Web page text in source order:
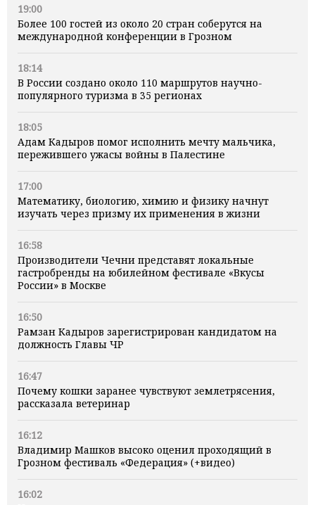
19:00
Более 100 гостей из около 20 стран соберутся на
международной конференции в Грозном
18:14
В России создано около 110 маршрутов научно-
популярного туризма в 35 регионах
18:05
Адам Кадыров помог исполнить мечту мальчика,
пережившего ужасы войны в Палестине
17:00
Математику, биологию, химию и физику начнут
изучать через призму их применения в жизни
16:58
Производители Чечни представят локальные
гастробренды на юбилейном фестивале «Вкусы
России» в Москве
16:50
Рамзан Кадыров зарегистрирован кандидатом на
должность Главы ЧР
16:47
Почему кошки заранее чувствуют землетрясения,
рассказала ветеринар
16:12
Владимир Машков высоко оценил проходящий в
Грозном фестиваль «Федерация» (+видео)
16:02